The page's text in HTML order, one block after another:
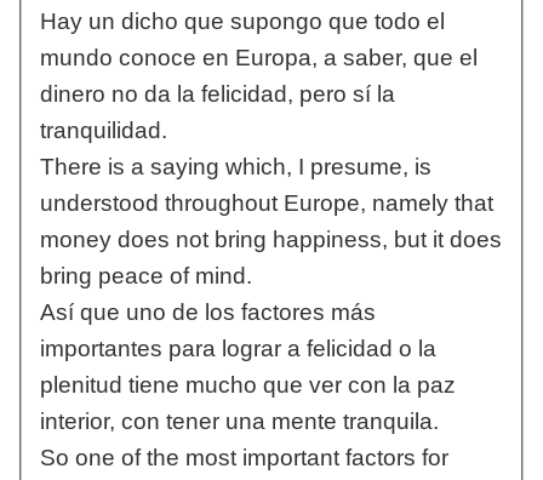
Hay un dicho que supongo que todo el
mundo conoce en Europa, a saber, que el
dinero no da la felicidad, pero sí la
tranquilidad.
There is a saying which, I presume, is
understood throughout Europe, namely that
money does not bring happiness, but it does
bring peace of mind.
Así que uno de los factores más
importantes para lograr a felicidad o la
plenitud tiene mucho que ver con la paz
interior, con tener una mente tranquila.
So one of the most important factors for